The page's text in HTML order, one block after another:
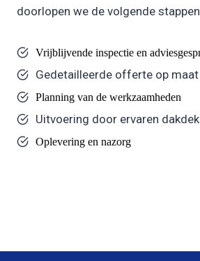
doorlopen we de volgende
Vrijblijvende inspectie en
Gedetailleerde offerte op maat
Planning van de werkzaamheden
Uitvoering door ervaren
Oplevering en nazorg